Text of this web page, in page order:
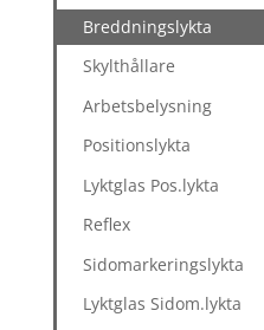
Breddningslykta
Skylthållare
Arbetsbelysning
Positionslykta
Lyktglas Pos.lykta
Reflex
Sidomarkeringslykta
Lyktglas Sidom.lykta